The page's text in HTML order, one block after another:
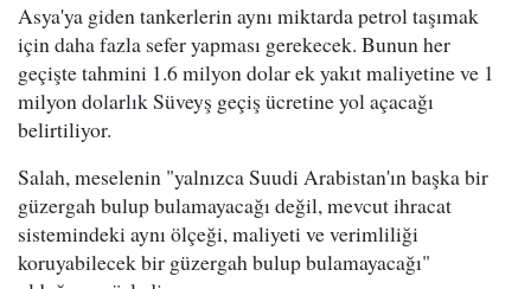
Asya'ya giden tankerlerin aynı miktarda petrol taşımak
için daha fazla sefer yapması gerekecek. Bunun her
geçişte tahmini 1.6 milyon dolar ek yakıt maliyetine ve 1
milyon dolarlık Süveyş geçiş ücretine yol açacağı
belirtiliyor.
Salah, meselenin "yalnızca Suudi Arabistan'ın başka bir
güzergah bulup bulamayacağı değil, mevcut ihracat
sistemindeki aynı ölçeği, maliyeti ve verimliliği
koruyabilecek bir güzergah bulup bulamayacağı"